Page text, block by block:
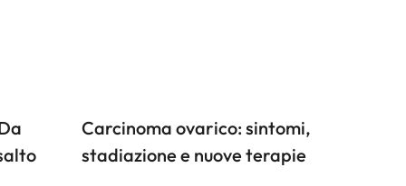
Carcinoma ovarico: sintomi,
stadiazione e nuove terapie